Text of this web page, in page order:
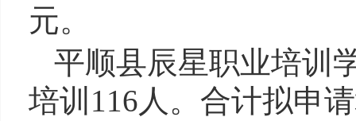
元。
平顺县辰星职业培训
培训116人。合计拟申